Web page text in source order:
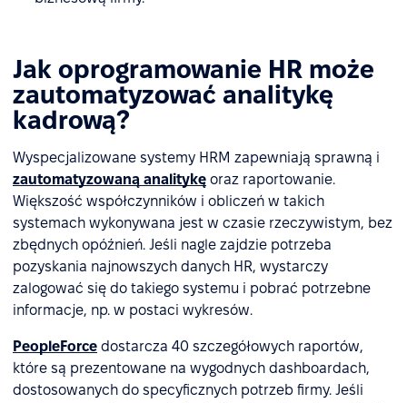
Jak oprogramowanie HR może
zautomatyzować analitykę
kadrową?
Wyspecjalizowane systemy HRM zapewniają sprawną i
zautomatyzowaną analitykę oraz raportowanie.
Większość współczynników i obliczeń w takich
systemach wykonywana jest w czasie rzeczywistym, bez
zbędnych opóźnień. Jeśli nagle zajdzie potrzeba
pozyskania najnowszych danych HR, wystarczy
zalogować się do takiego systemu i pobrać potrzebne
informacje, np. w postaci wykresów.
PeopleForce dostarcza 40 szczegółowych raportów,
które są prezentowane na wygodnych dashboardach,
dostosowanych do specyficznych potrzeb firmy. Jeśli